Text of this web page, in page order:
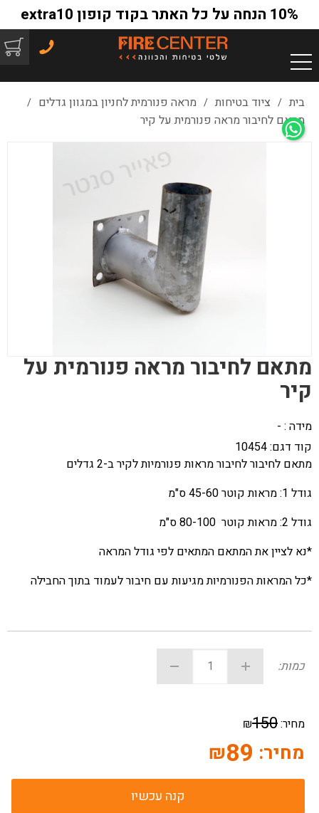
10% הנחה על כל האתר בקוד קופון extra10
בית / ציוד בטיחות / מראה פנורמית לחניון במגוון גדלים /
מתאם לחיבור מראה פנורמית על קיר
מתאם לחיבור מראה פנורמית על
קיר
מידה : -
קוד דגם:10454
מתאם לחיבור לחיבור מראות פנורמיות לקיר ב-2 גדלים
גודל 1: מראות קוטר 45-60 ס"מ
גודל 2: מראות קוטר 80-100 ס"מ
*נא לציין את המתאם המתאים לפי גודל המראה
*כל המראות הפנורמיות מגיעות עם חיבור לעמוד בתוך החבילה
כמות:
מחיר:150
₪
מחיר: 89
₪
קנה עכשיו